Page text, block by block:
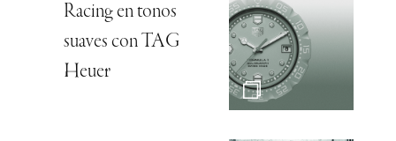
Racing en tonos
suaves con TAG
Heuer